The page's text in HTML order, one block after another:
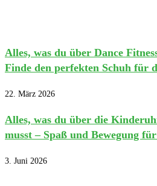
Alles, was du über Dance
Finde den perfekten Schuh für
22. März 2026
Alles, was du über die
musst – Spaß und Bewegung
3. Juni 2026